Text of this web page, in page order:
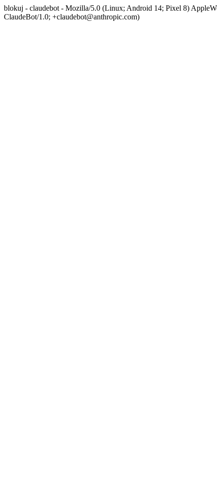
blokuj - claudebot - Mozilla/5.0 (Linux; Android 14; Pixel 8)
ClaudeBot/1.0; +claudebot@anthropic.com)